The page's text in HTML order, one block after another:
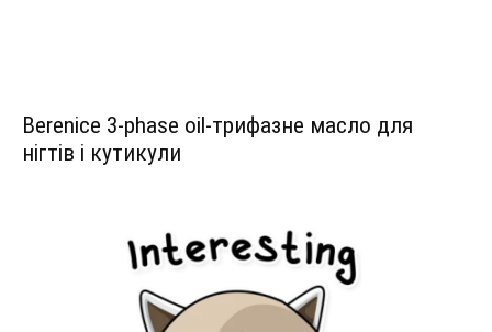
Berenice 3-phase oil-трифазне масло для
нігтів і кутикули